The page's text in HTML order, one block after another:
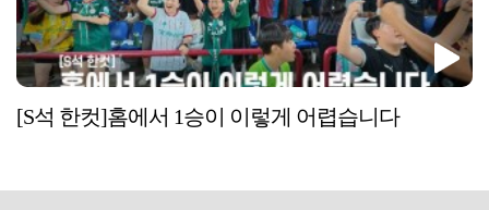
[S석 한컷]홈에서 1승이 이렇게 어렵습니다